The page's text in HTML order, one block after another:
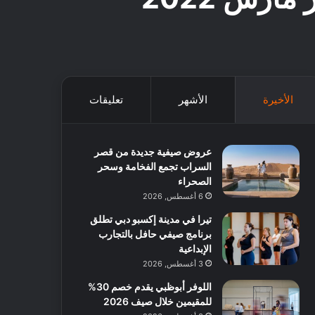
الأخيرة الأشهر تعليقات
عروض صيفية جديدة من قصر
السراب تجمع الفخامة وسحر
الصحراء
6 أغسطس, 2026
تيرا في مدينة إكسبو دبي تطلق
برنامج صيفي حافل بالتجارب
الإبداعية
3 أغسطس, 2026
اللوفر أبوظبي يقدم خصم 30%
للمقيمين خلال صيف 2026